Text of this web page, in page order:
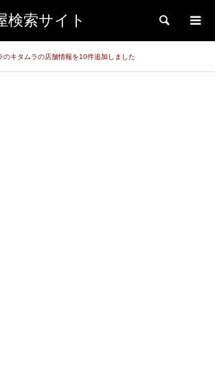
検索サイト 検索
のキタムラの店舗情報を10件追加しました